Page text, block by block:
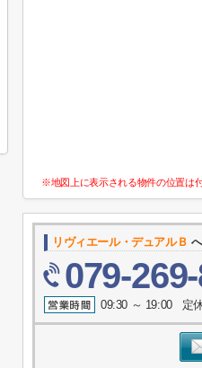
※地図上に表示される物件の位置は
リヴィエール・デュアルＢ
079-
09:30 ～ 19:00 定